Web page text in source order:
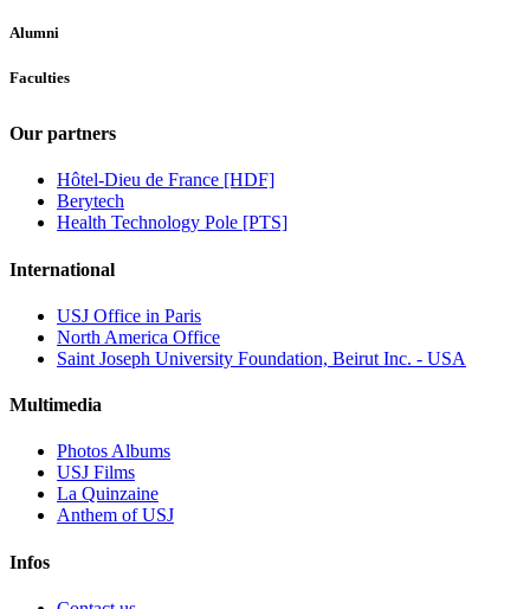
Alumni
Faculties
Our partners
Hôtel-Dieu de France [HDF]
Berytech
Health Technology Pole [PTS]
International
USJ Office in Paris
North America Office
Saint Joseph University Foundation, Beirut Inc. - USA
Multimedia
Photos Albums
USJ Films
La Quinzaine
Anthem of USJ
Infos